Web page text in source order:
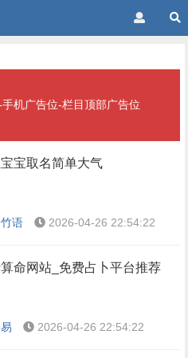
机广告位-栏目顶部广告位
宝取名简单大气
语 2026-04-26 22:54:22
命网站_免费占卜平台推荐
2026-04-26 22:54:22